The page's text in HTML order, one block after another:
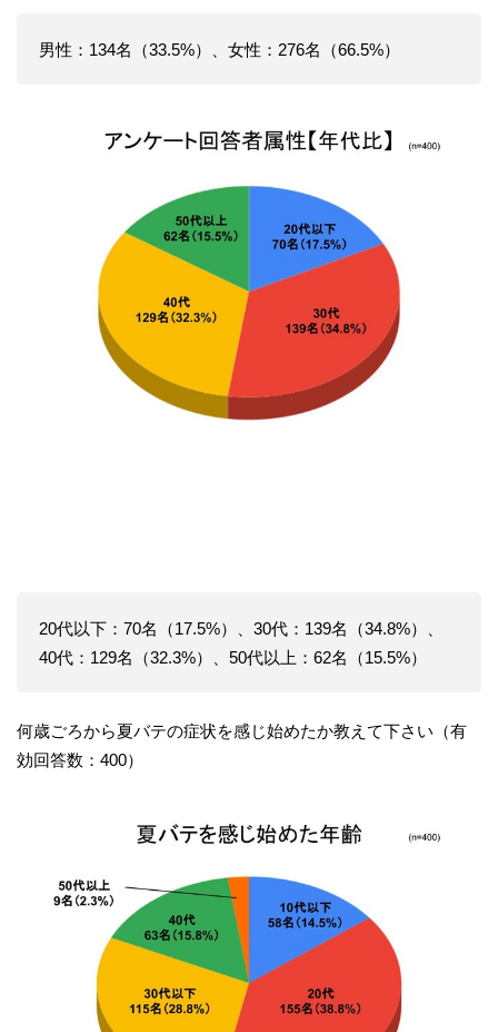
男性：134名（33.5%）、女性：276名（66.5%）
20代以下：70名（17.5%）、30代：139名（34.8%）、
40代：129名（32.3%）、50代以上：62名（15.5%）
何歳ごろから夏バテの症状を感じ始めたか教えて下さい（有
効回答数：400）